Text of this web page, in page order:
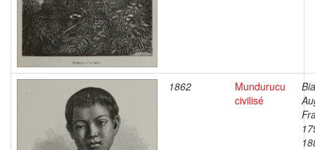
1862
Mundurucu
civilisé